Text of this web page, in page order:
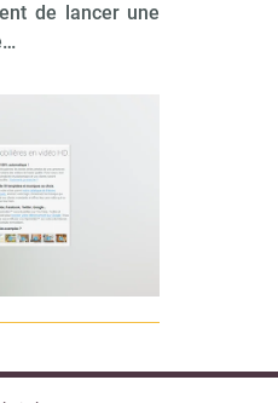
de lancer une